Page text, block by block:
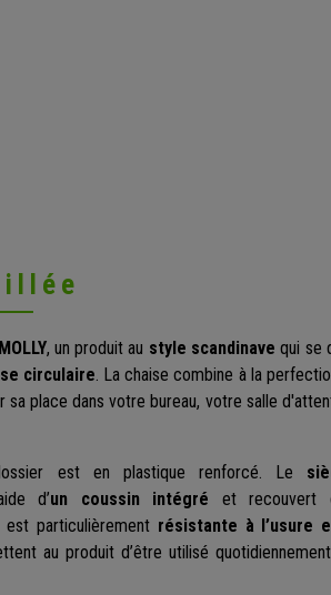
MOLLY, un produit au style scandinave qui se
circulaire. La chaise combine à la
sa place dans votre bureau, votre salle
est en plastique renforcé. Le
d’un coussin intégré et recouvert
est particulièrement résistante à l’usure
au produit d’être utilisé